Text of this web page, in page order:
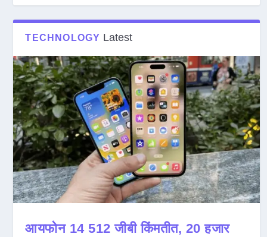
TECHNOLOGY Latest
आयफोन 14 512 जीबी किंमतीत, 20 हजार